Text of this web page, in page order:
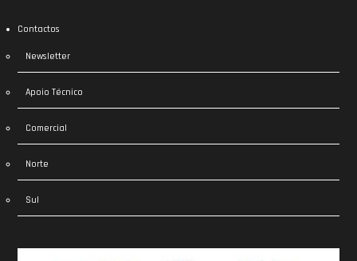
Contactos
Newsletter
Apoio Técnico
Comercial
Norte
Sul